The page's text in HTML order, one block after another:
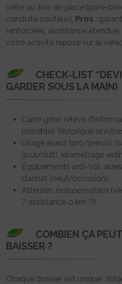
veille au bris de glace(pare-
conduite coûteux). Pros :
renforcées, assistance étendue,
votre activité repose sur le
CHECK-LIST
GARDER SOUS LA MAIN)
Carte grise, relevé
possible), historique
Usage exact (pro/perso),
(jour/nuit), kilométrage
Équipements anti-vol,
d’achat (neuf/occasion).
Attentes indispensables
? assistance 0 km ?).
COMBIEN ÇA
BAISSER ?
Chaque dossier est unique :